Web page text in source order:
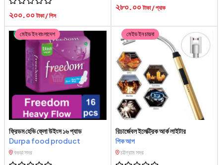
২০০.০০টাকা / পিস
২৮০.০০টাকা / প্যাক
মেইড ইন বাংলাদেশ
ফ্রিডম হেভি ফ্লো উইংস ১৬ প্যাড
Durpa food product
বগুড়া সদর
মেইড ইন চায়না
রিচার্জেবল ইলেক্ট্রিক আর্ক লাইটার
পিক আপ
চট্টগ্রাম সদর